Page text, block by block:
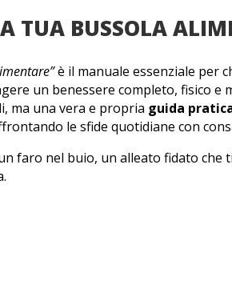
TUA BUSSOLA
è il manuale essenziale per
un benessere completo, fisico e
ma una vera e propria guida
le sfide quotidiane con
faro nel buio, un alleato fidato che